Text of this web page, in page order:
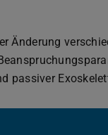
Änderung
passiver